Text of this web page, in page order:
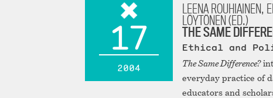
17
2004
LEENA ROUHIAINEN,
LÖYTÖNEN (ED.)
THE SAME
Ethical and
The Same Difference?
everyday practice of
educators and